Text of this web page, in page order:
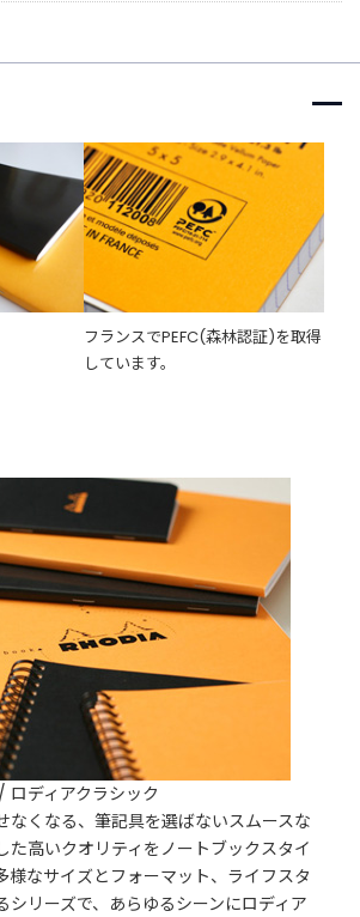
フランスでPEFC(森林認証)を取得
しています。
ロディアクラシック
なくなる、筆記具を選ばないスムースな
た高いクオリティをノートブックスタイ
様なサイズとフォーマット、ライフスタ
シリーズで、あらゆるシーンにロディア